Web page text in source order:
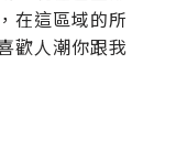
在這區域的所
歡人潮你跟我